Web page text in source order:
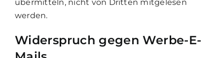
übermitteln, nicht von Dritten mitgelesen
werden.
Widerspruch gegen Werbe-E-